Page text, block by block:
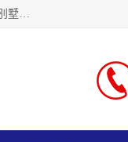
神龙拜耳科技衡水股份有限公司河北一家生产光伏支架，轻钢别墅，阳光板、耐力板的公司，主要产品有：光伏支架、轻钢别墅、阳光板、耐力板、采光板等，公司参与制定了多项标准。